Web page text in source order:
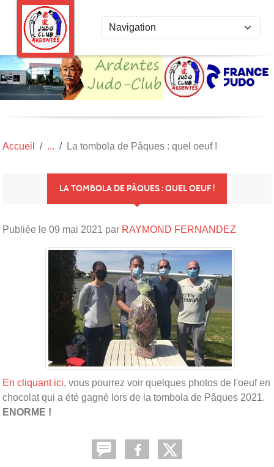
Accueil La tombola de Pâques : quel oeuf !
LA TOMBOLA DE PÂQUES : QUEL OEUF !
Publiée le 09 mai 2021 par RAYMOND FERNANDEZ
En cliquant ici, vous pourrez voir quelques photos de l'oeuf en
chocolat qui a été gagné lors de la tombola de Pâques 2021.
ENORME !
Panneau de gestion des cookies